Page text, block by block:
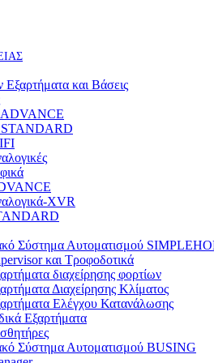
Εξαρτήματα και Βάσεις
ADVANCE
STANDARD
XVR
Σύστημα Αυτοματισμού
και Τροφοδοτικά
διαχείρησης φορτίων
Διαχείρησης Κλίματος
Ελέγχου Κατανάλωσης
Εξαρτήματα
Σύστημα Αυτοματισμού BUSING